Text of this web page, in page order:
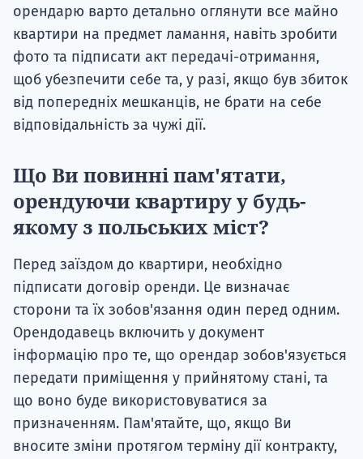
орендарю варто детально оглянути все майно
квартири на предмет ламання, навіть зробити
фото та підписати акт передачі-отримання,
щоб убезпечити себе та, у разі, якщо був збиток
від попередніх мешканців, не брати на себе
відповідальність за чужі дії.
Що Ви повинні пам'ятати,
орендуючи квартиру у будь-
якому з польських міст?
Перед заїздом до квартири, необхідно
підписати договір оренди. Це визначає
сторони та їх зобов'язання один перед одним.
Орендодавець включить у документ
інформацію про те, що орендар зобов'язується
передати приміщення у прийнятому стані, та
що воно буде використовуватися за
призначенням. Пам'ятайте, що, якщо Ви
вносите зміни протягом терміну дії контракту,